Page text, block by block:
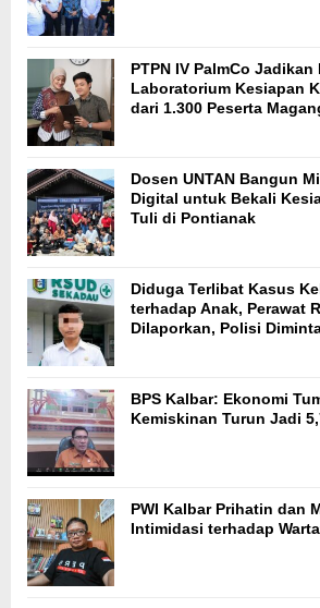
PTPN IV PalmCo
Laboratorium Kesiapan
dari 1.300 Peserta
Dosen UNTAN Bangun
Digital untuk Bekali
Tuli di Pontianak
Diduga Terlibat Kasus
terhadap Anak, Perawat
Dilaporkan, Polisi
BPS Kalbar: Ekonomi
Kemiskinan Turun Jadi
PWI Kalbar Prihatin dan
Intimidasi terhadap